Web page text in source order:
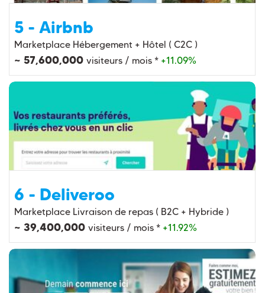
5 - Airbnb
Marketplace Hébergement + Hôtel ( C2C )
~ 57,600,000 visiteurs / mois * +11.09%
6 - Deliveroo
Marketplace Livraison de repas ( B2C + Hybride )
~ 39,400,000 visiteurs / mois * +11.92%